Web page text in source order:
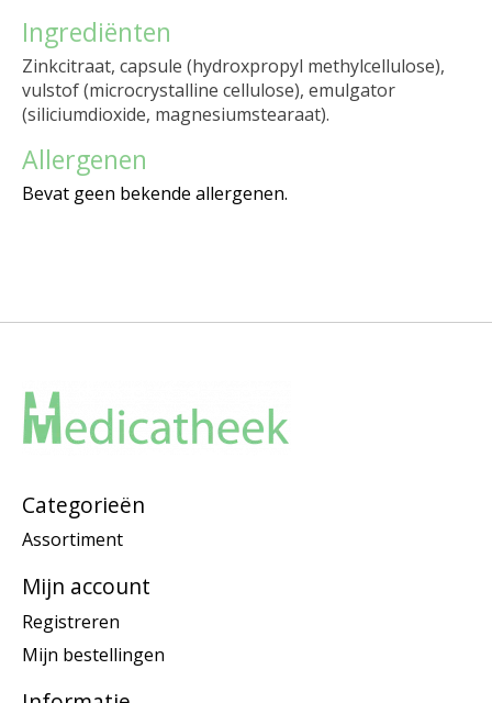
Ingrediënten
Zinkcitraat, capsule (hydroxpropyl methylcellulose),
vulstof (microcrystalline cellulose), emulgator
(siliciumdioxide, magnesiumstearaat).
Allergenen
Bevat geen bekende allergenen.
Categorieën
Assortiment
Mijn account
Registreren
Mijn bestellingen